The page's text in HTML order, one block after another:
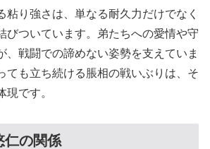
粘り強さは、単なる耐久力だけでなく
びついています。弟たちへの愛情や守
、戦闘での諦めない姿勢を支えていま
ても立ち続ける脹相の戦いぶりは、そ
現です。
仁の関係